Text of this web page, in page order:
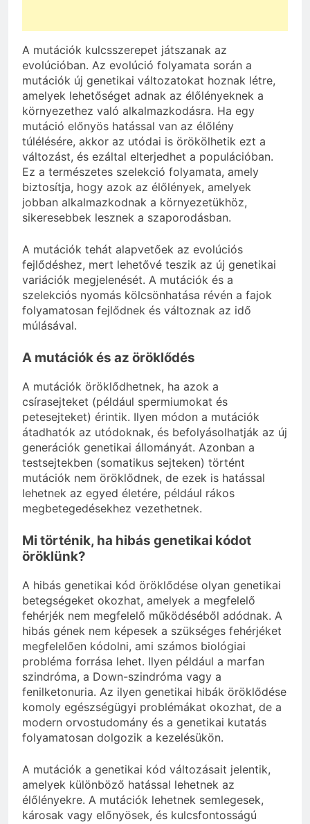
A mutációk kulcsszerepet játszanak az
evolúcióban. Az evolúció folyamata során a
mutációk új genetikai változatokat hoznak létre,
amelyek lehetőséget adnak az élőlényeknek a
környezethez való alkalmazkodásra. Ha egy
mutáció előnyös hatással van az élőlény
túlélésére, akkor az utódai is örökölhetik ezt a
változást, és ezáltal elterjedhet a populációban.
Ez a természetes szelekció folyamata, amely
biztosítja, hogy azok az élőlények, amelyek
jobban alkalmazkodnak a környezetükhöz,
sikeresebbek lesznek a szaporodásban.
A mutációk tehát alapvetőek az evolúciós
fejlődéshez, mert lehetővé teszik az új genetikai
variációk megjelenését. A mutációk és a
szelekciós nyomás kölcsönhatása révén a fajok
folyamatosan fejlődnek és változnak az idő
múlásával.
A mutációk és az öröklődés
A mutációk öröklődhetnek, ha azok a
csírasejteket (például spermiumokat és
petesejteket) érintik. Ilyen módon a mutációk
átadhatók az utódoknak, és befolyásolhatják az új
generációk genetikai állományát. Azonban a
testsejtekben (somatikus sejteken) történt
mutációk nem öröklődnek, de ezek is hatással
lehetnek az egyed életére, például rákos
megbetegedésekhez vezethetnek.
Mi történik, ha hibás genetikai kódot
öröklünk?
A hibás genetikai kód öröklődése olyan genetikai
betegségeket okozhat, amelyek a megfelelő
fehérjék nem megfelelő működéséből adódnak. A
hibás gének nem képesek a szükséges fehérjéket
megfelelően kódolni, ami számos biológiai
probléma forrása lehet. Ilyen például a marfan
szindróma, a Down-szindróma vagy a
fenilketonuria. Az ilyen genetikai hibák öröklődése
komoly egészségügyi problémákat okozhat, de a
modern orvostudomány és a genetikai kutatás
folyamatosan dolgozik a kezelésükön.
A mutációk a genetikai kód változásait jelentik,
amelyek különböző hatással lehetnek az
élőlényekre. A mutációk lehetnek semlegesek,
károsak vagy előnyösek, és kulcsfontosságú